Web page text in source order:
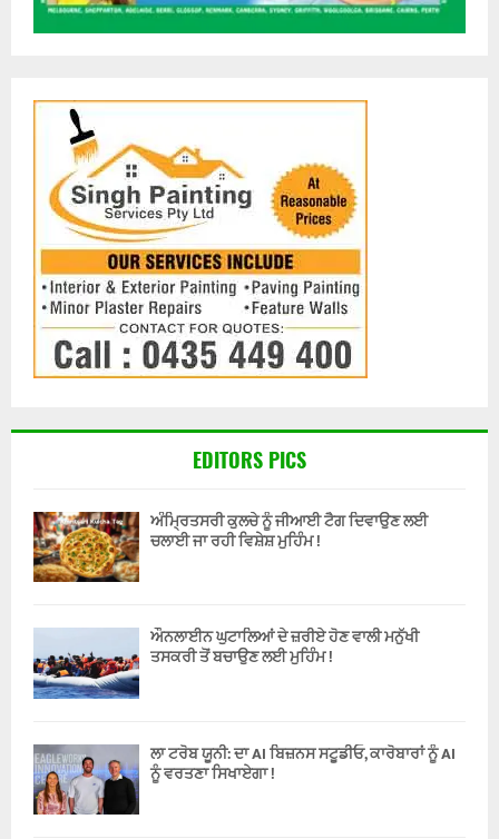
EDITORS PICS
ਅੰਮ੍ਰਿਤਸਰੀ ਕੁਲਚੇ ਨੂੰ ਜੀਆਈ ਟੈਗ ਦਿਵਾਉਣ ਲਈ
ਚਲਾਈ ਜਾ ਰਹੀ ਵਿਸ਼ੇਸ਼ ਮੁਹਿੰਮ !
ਔਨਲਾਈਨ ਘੁਟਾਲਿਆਂ ਦੇ ਜ਼ਰੀਏ ਹੋਣ ਵਾਲੀ ਮਨੁੱਖੀ
ਤਸਕਰੀ ਤੋਂ ਬਚਾਉਣ ਲਈ ਮੁਹਿੰਮ !
ਲਾ ਟਰੋਬ ਯੂਨੀ: ਦਾ AI ਬਿਜ਼ਨਸ ਸਟੂਡੀਓ, ਕਾਰੋਬਾਰਾਂ ਨੂੰ AI
ਨੂੰ ਵਰਤਣਾ ਸਿਖਾਏਗਾ !